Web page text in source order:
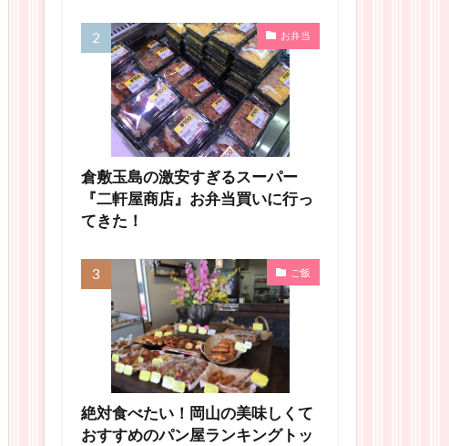
お弁当
倉敷玉島の激安すぎるスーパー
『二軒屋商店』お弁当買いに行っ
てきた！
ご飯
絶対食べたい！岡山の美味しくて
おすすめのパン屋ランキングトッ